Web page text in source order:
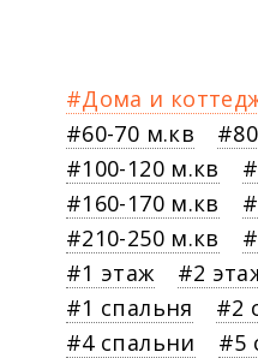
Дома и
60-70 м.кв
100-120 м.кв
160-170 м.кв
210-250 м.кв
1 этаж
2
1 спальня
2
4 спальни
5